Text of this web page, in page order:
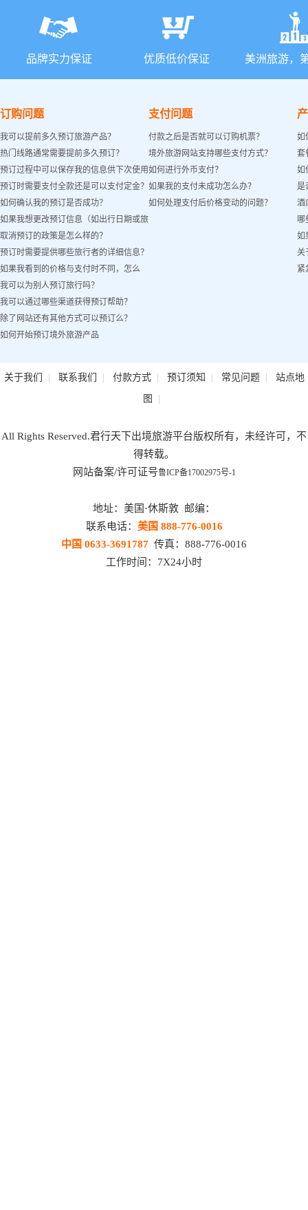
品牌实力保证 优质低价保证 美洲旅游，
订购问题
我可以提前多久预订旅游产品？
热门线路通常需要提前多久预订？
预订过程中可以保存我的信息供下次使用
吗？
预订时需要支付全款还是可以支付定金？
如何确认我的预订是否成功？
如果我想更改预订信息（如出行日期或旅
客姓名）怎么办？
取消预订的政策是怎么样的？
预订时需要提供哪些旅行者的详细信息？
如果我看到的价格与支付时不同，怎么
办？
我可以为别人预订旅行吗？
我可以通过哪些渠道获得预订帮助？
除了网站还有其他方式可以预订么？
如何开始预订境外旅游产品
支付问题
付款之后是否就可以订购机票？
境外旅游网站支持哪些支付方式？
如何进行外币支付？
如果我的支付未成功怎么办？
如何处理支付后价格变动的问题？
如
套
如
是
酒
哪
如
关
紧
关于我们 | 联系我们 | 付款方式| 预订须知 | 常见问题| 站点地
图 |
All Rights Reserved.君行天下出境旅游平台版权所有，未经许可，不
得转载。
网站备案/许可证号鲁ICP备17002975号-1
地址：美国·休斯敦 邮编：
联系电话： 美国 888-776-0016
中国 0633-3691787 传真：888-776-0016
工作时间：7X24小时